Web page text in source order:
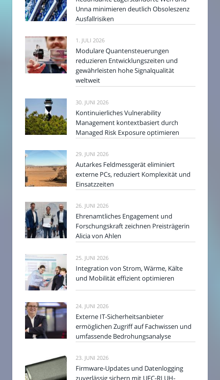
Unna minimieren deutlich Obsoleszenz
Ausfallrisiken
1. JULI 2026
Modulare Quantensteuerungen
reduzieren Entwicklungszeiten und
gewährleisten hohe Signalqualität
weltweit
30. JUNI 2026
Kontinuierliches Vulnerability
Management kontextbasiert durch
Managed Risk Exposure optimieren
29. JUNI 2026
Autarkes Feldmessgerät eliminiert
externe PCs, reduziert Komplexität und
Einsatzzeiten
26. JUNI 2026
Ehrenamtliches Engagement und
Forschungskraft zeichnen Preisträgerin
Alicia von Ahlen
25. JUNI 2026
Integration von Strom, Wärme, Kälte
und Mobilität effizient optimieren
24. JUNI 2026
Externe IT-Sicherheitsanbieter
ermöglichen Zugriff auf Fachwissen und
umfassende Bedrohungsanalyse
23. JUNI 2026
Firmware-Updates und Datenlogging
zuverlässig sichern mit UFC-RLUH-